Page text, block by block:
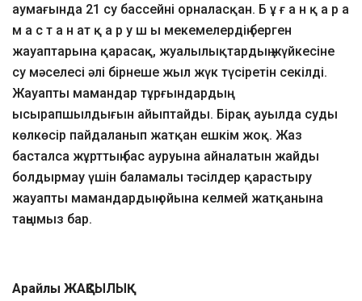
аумағында 21 су бассейні орналасқан. Б ұ ғ а н қ а р а
м а с т а н ат қ а р у ш ы мекемелердің берген
жауаптарына қарасақ, жуалылықтардың жүйкесіне
су мәселесі әлі бірнеше жыл жүк түсіретін секілді.
Жауапты мамандар тұрғындардың
ысырапшылдығын айыптайды. Бірақ ауылда суды
көлкөсір пайдаланып жатқан ешкім жоқ. Жаз
басталса жұрттың бас ауруына айналатын жайды
болдырмау үшін баламалы тәсілдер қарастыру
жауапты мамандардың ойына келмей жатқанына
таңымыз бар.
Арайлы ЖАҚСЫЛЫҚ